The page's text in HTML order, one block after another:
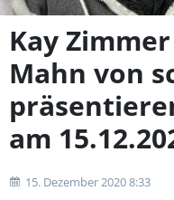
Kay
Mahn von
am
15. Dezember 2020 8:33